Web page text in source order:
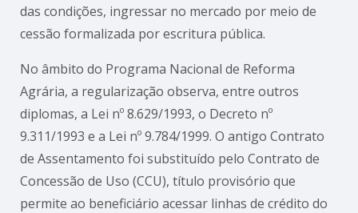
das condições, ingressar no mercado por meio de
cessão formalizada por escritura pública.
No âmbito do Programa Nacional de Reforma
Agrária, a regularização observa, entre outros
diplomas, a Lei nº 8.629/1993, o Decreto nº
9.311/1993 e a Lei nº 9.784/1999. O antigo Contrato
de Assentamento foi substituído pelo Contrato de
Concessão de Uso (CCU), título provisório que
permite ao beneficiário acessar linhas de crédito do